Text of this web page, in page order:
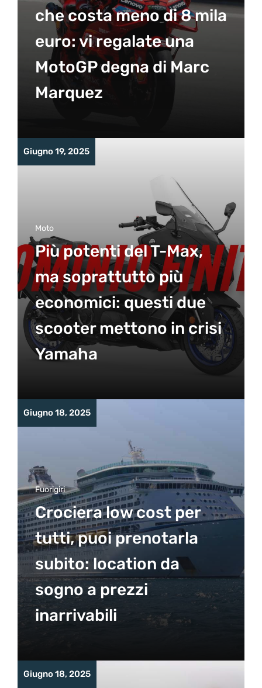
che costa meno di 8 mila
euro: vi regalate una
MotoGP degna di Marc
Marquez
Giugno 19, 2025
Moto
Più potenti del T-Max,
ma soprattutto più
economici: questi due
scooter mettono in crisi
Yamaha
Giugno 18, 2025
Fuorigiri
Crociera low cost per
tutti, puoi prenotarla
subito: location da
sogno a prezzi
inarrivabili
Giugno 18, 2025